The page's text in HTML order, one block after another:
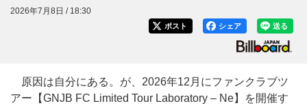
2026年7月8日 / 18:30
送る
シェア
ポスト
原因は自分にある。が、2026年12月にファンクラブツ
アー【GNJB FC Limited Tour Laboratory – Ne】を開催す